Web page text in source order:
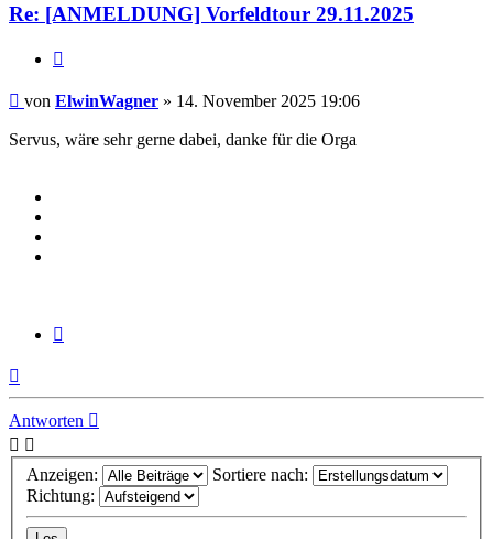
Re: [ANMELDUNG] Vorfeldtour 29.11.2025
Beitrag
von ElwinWagner » 14. November 2025 19:06
Servus, wäre sehr gerne dabei, danke für die Orga
Antworten
Anzeigen:
Sortiere nach:
Richtung: